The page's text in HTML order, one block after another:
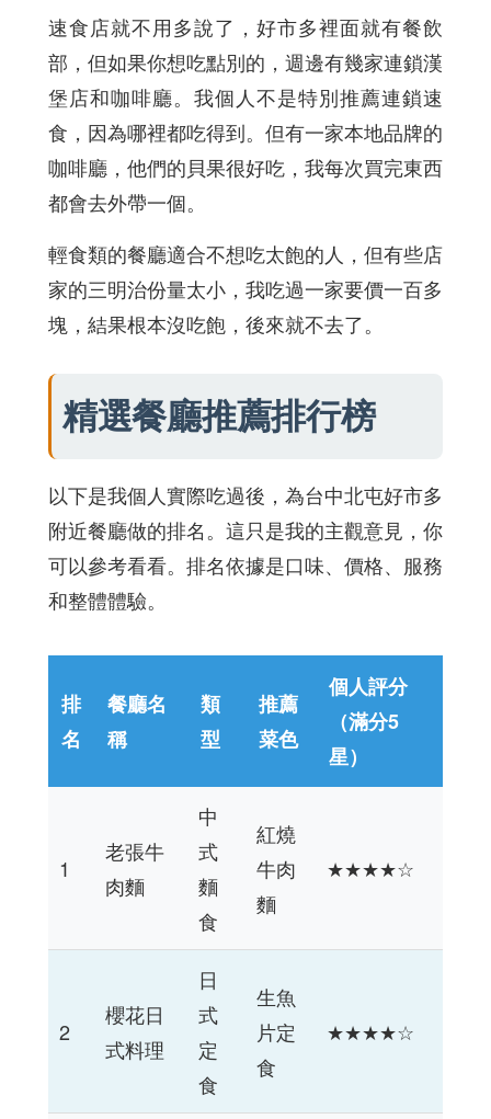
速食店就不用多說了，好市多裡面就有餐飲
部，但如果你想吃點別的，週邊有幾家連鎖漢
堡店和咖啡廳。我個人不是特別推薦連鎖速
食，因為哪裡都吃得到。但有一家本地品牌的
咖啡廳，他們的貝果很好吃，我每次買完東西
都會去外帶一個。
輕食類的餐廳適合不想吃太飽的人，但有些店
家的三明治份量太小，我吃過一家要價一百多
塊，結果根本沒吃飽，後來就不去了。
精選餐廳推薦排行榜
以下是我個人實際吃過後，為台中北屯好市多
附近餐廳做的排名。這只是我的主觀意見，你
可以參考看看。排名依據是口味、價格、服務
和整體體驗。
排
名
餐廳名
稱
類
型
推薦
菜色
個人評分
（滿分5
星）
1
老張牛
肉麵
中
式
麵
食
紅燒
牛肉
麵
★★★★☆
2
櫻花日
式料理
日
式
定
食
生魚
片定
食
★★★★☆